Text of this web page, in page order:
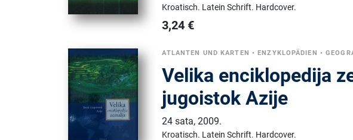
Kroatisch. Latein Schrift. Hardcover.
3,24 €
ATLANTEN UND KARTEN •ENZYKLOPÄDIEN •
Velika enciklopedija
jugoistok Azije
24 sata,2009.
Kroatisch. Latein Schrift. Hardcover.